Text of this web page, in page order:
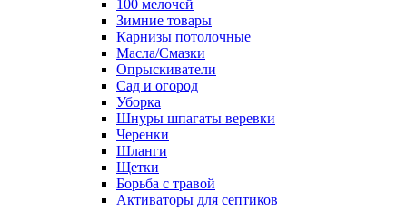
100 мелочей
Зимние товары
Карнизы потолочные
Масла/Смазки
Опрыскиватели
Сад и огород
Уборка
Шнуры шпагаты веревки
Черенки
Шланги
Щетки
Борьба с травой
Активаторы для септиков